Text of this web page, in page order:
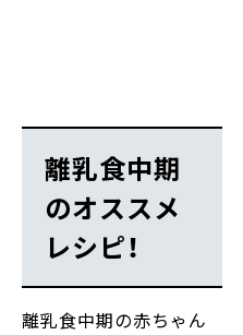
離乳食中期
のオススメ
レシピ！
離乳食中期の赤ちゃん